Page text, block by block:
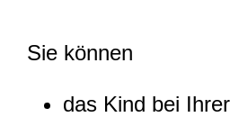
Sie können
das Kind bei